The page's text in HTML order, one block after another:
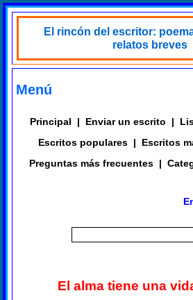
El rincón del escritor:
relatos breves
Menú
Principal | Enviar un escrito |
Escritos populares | Escritos
Preguntas más frecuentes |
El alma tiene una